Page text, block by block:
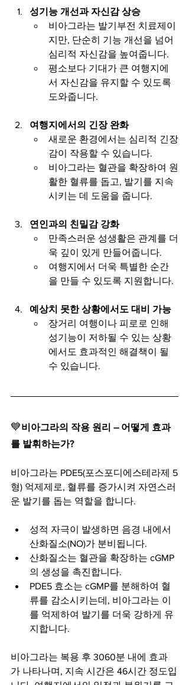
성기능 개선과 자신감 상승
비아그라는 발기부전 치료제이
지만, 단순히 기능 개선을 넘어
심리적 자신감을 높여줍니다.
평소보다 기대가 큰 여행지에
서 자신감을 유지할 수 있도록
도와줍니다.
여행지에서의 긴장 완화
새로운 환경에서는 심리적 긴장
감이 작용할 수 있습니다.
비아그라는 혈관을 확장하여 원
활한 혈류를 돕고, 발기를 지속
시키는 데 도움을 줍니다.
연인과의 친밀감 강화
만족스러운 성생활은 관계를 더
욱 깊이 있게 만들어줍니다.
여행지에서 더욱 특별한 순간
을 만들 수 있도록 지원합니다.
예상치 못한 상황에서도 대비 가능
장거리 여행이나 피로로 인해
성기능이 저하될 수 있는 상황
에서도 효과적인 해결책이 될
수 있습니다.
💙비아그라의 작용 원리 – 어떻게 효과
를 발휘하는가?
비아그라는 PDE5(포스포디에스테라제 5
형) 억제제로, 혈류를 증가시켜 자연스러
운 발기를 돕는 역할을 합니다.
성적 자극이 발생하면 음경 내에서
산화질소(NO)가 분비됩니다.
산화질소는 혈관을 확장하는 cGMP
의 생성을 촉진합니다.
PDE5 효소는 cGMP를 분해하여 혈
류를 감소시키는데, 비아그라는 이
를 억제하여 발기를 더욱 강하게 유
지합니다.
비아그라는 복용 후 3060분 내에 효과
가 나타나며, 지속 시간은 46시간 정도입